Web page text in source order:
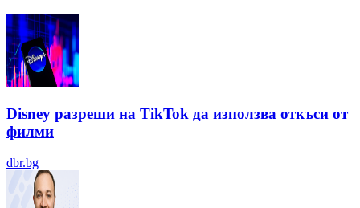
Disney разреши на TikTok да използва откъси от
филми
dbr.bg